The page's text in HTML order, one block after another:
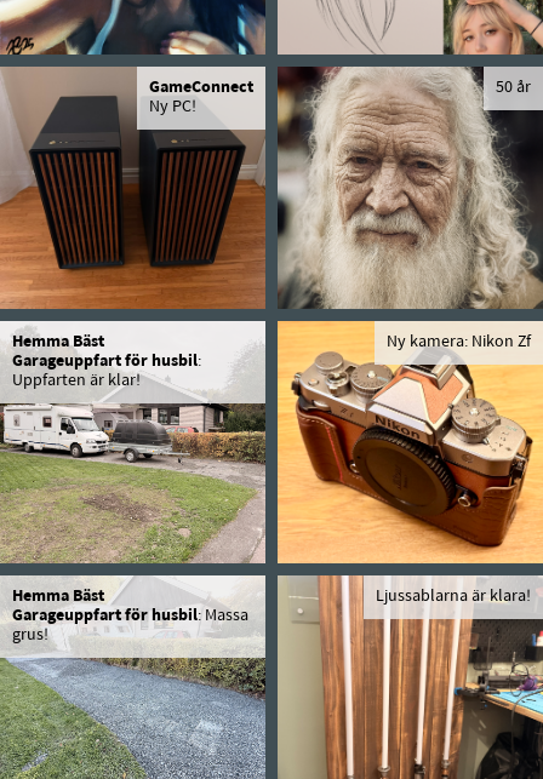
GameConnect
Ny PC!
50 år
Hemma Bäst
Garageuppfart för husbil:
Uppfarten är klar!
Ny kamera: Nikon Zf
Hemma Bäst
Garageuppfart för husbil: Massa
grus!
Ljussablarna är klara!